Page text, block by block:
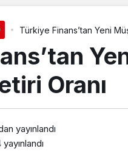
Türkiye Finans’tan Yeni
Oranı
yayınlandı
yayınlandı